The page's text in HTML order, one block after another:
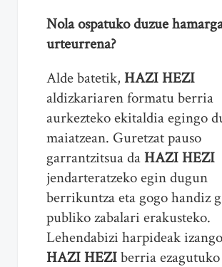
Nola ospatuko duzue
urteurrena?
Alde batetik, HAZI HEZI
aldizkariaren formatu berria
aurkezteko ekitaldia egingo
maiatzean. Guretzat pauso
garrantzitsua daHAZI HEZI
jendarteratzeko egin dugun
berrikuntza eta gogo handiz
publiko zabalari erakusteko.
Lehendabizi harpideak
HAZI HEZIberria ezagutuko